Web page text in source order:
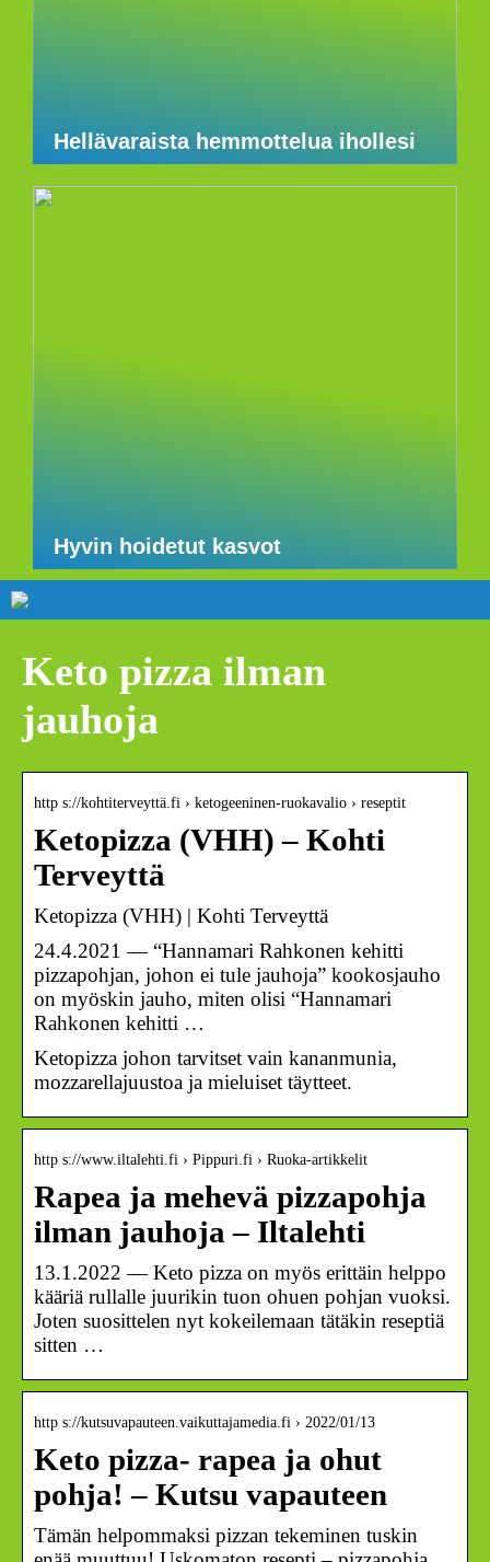
Hellävaraista hemmottelua ihollesi
Hyvin hoidetut kasvot
Keto pizza ilman
jauhoja
http s://kohtiterveyttä.fi › ketogeeninen-ruokavalio › reseptit
Ketopizza (VHH) – Kohti
Terveyttä
Ketopizza (VHH) | Kohti Terveyttä
24.4.2021 — “Hannamari Rahkonen kehitti
pizzapohjan, johon ei tule jauhoja” kookosjauho
on myöskin jauho, miten olisi “Hannamari
Rahkonen kehitti …
Ketopizza johon tarvitset vain kananmunia,
mozzarellajuustoa ja mieluiset täytteet.
http s://www.iltalehti.fi › Pippuri.fi › Ruoka-artikkelit
Rapea ja mehevä pizzapohja
ilman jauhoja – Iltalehti
13.1.2022 — Keto pizza on myös erittäin helppo
kääriä rullalle juurikin tuon ohuen pohjan vuoksi.
Joten suosittelen nyt kokeilemaan tätäkin reseptiä
sitten …
http s://kutsuvapauteen.vaikuttajamedia.fi › 2022/01/13
Keto pizza- rapea ja ohut
pohja! – Kutsu vapauteen
Tämän helpommaksi pizzan tekeminen tuskin